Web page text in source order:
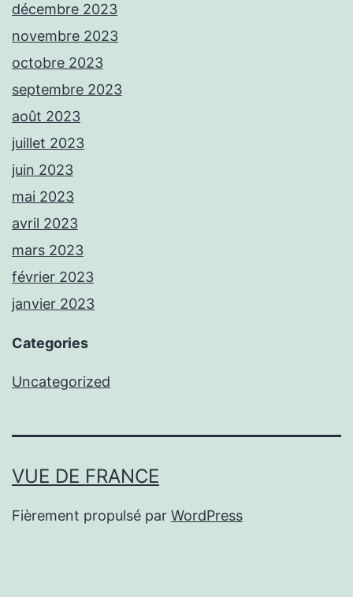
décembre 2023
novembre 2023
octobre 2023
septembre 2023
août 2023
juillet 2023
juin 2023
mai 2023
avril 2023
mars 2023
février 2023
janvier 2023
Categories
Uncategorized
VUE DE FRANCE
Fièrement propulsé par WordPress